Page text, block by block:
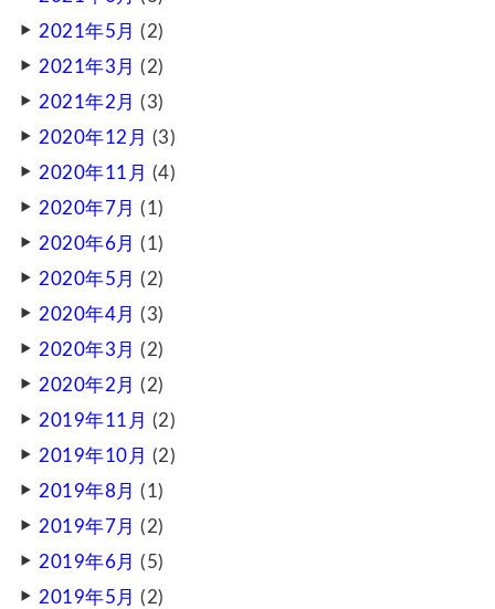
2021年5月 (2)
2021年3月 (2)
2021年2月 (3)
2020年12月 (3)
2020年11月 (4)
2020年7月 (1)
2020年6月 (1)
2020年5月 (2)
2020年4月 (3)
2020年3月 (2)
2020年2月 (2)
2019年11月 (2)
2019年10月 (2)
2019年8月 (1)
2019年7月 (2)
2019年6月 (5)
2019年5月 (2)